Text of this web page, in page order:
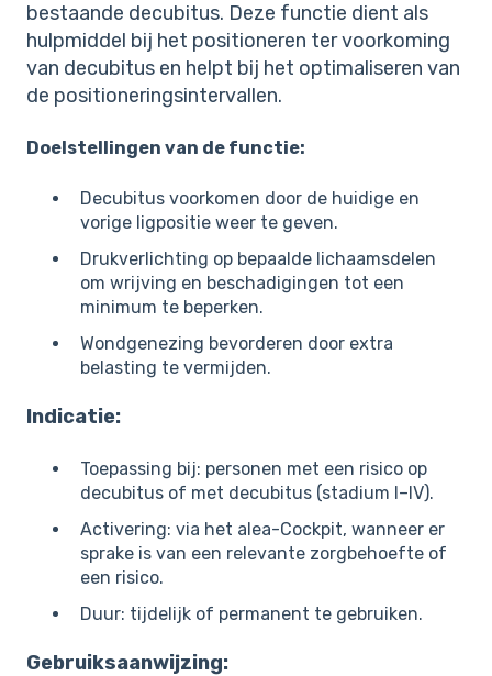
bestaande decubitus. Deze functie dient als
hulpmiddel bij het positioneren ter voorkoming
van decubitus en helpt bij het optimaliseren van
de positioneringsintervallen.
Doelstellingen van de functie:
Decubitus voorkomen door de huidige en
vorige ligpositie weer te geven.
Drukverlichting op bepaalde lichaamsdelen
om wrijving en beschadigingen tot een
minimum te beperken.
Wondgenezing bevorderen door extra
belasting te vermijden.
Indicatie:
Toepassing bij: personen met een risico op
decubitus of met decubitus (stadium I–IV).
Activering: via het alea-Cockpit, wanneer er
sprake is van een relevante zorgbehoefte of
een risico.
Duur: tijdelijk of permanent te gebruiken.
Gebruiksaanwijzing: